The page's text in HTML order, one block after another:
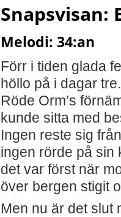
Snapsvisan:
Melodi: 34:an
Förr i tiden glada
höllo på i dagar tre.
Röde Orm’s
kunde sitta med
Ingen reste sig
ingen rörde på sin
det var först när
över bergen stigit
Men nu är det slut